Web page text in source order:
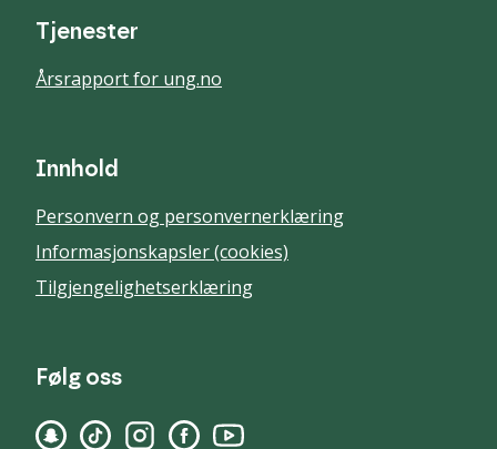
Tjenester
Årsrapport for ung.no
Innhold
Personvern og personvernerklæring
Informasjonskapsler (cookies)
Tilgjengelighetserklæring
Følg oss